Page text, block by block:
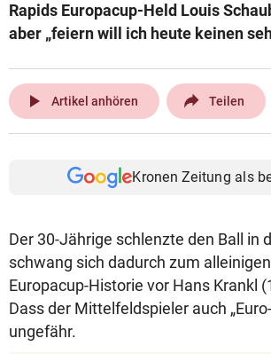
Rapids Europacup-Held Louis
aber „feiern will ich heute keinen
play_arrow Artikel anhören Teilen
Kronen Zeitung als
Der 30-Jährige schlenzte den Ball in
schwang sich dadurch zum
Europacup-Historie vor Hans Krankl
Dass der Mittelfeldspieler auch
ungefähr.